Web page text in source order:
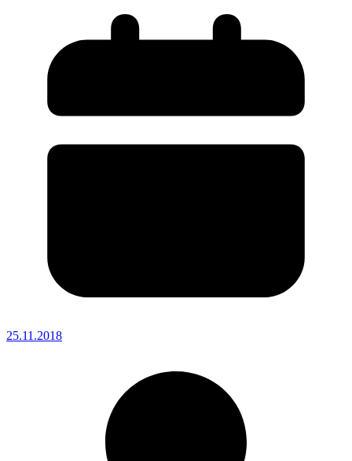
25.11.2018